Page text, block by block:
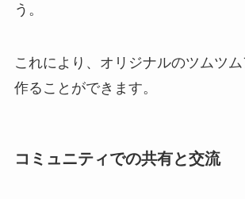
う。
これにより、オリジナルのツムツ
作ることができます。
コミュニティでの共有と交流